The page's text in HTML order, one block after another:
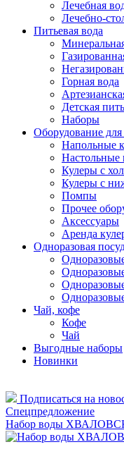
Лечебная
Лечебно-
Питьевая вода
Горная вода
Детская
Наборы
Оборудование
Напольные
Настольные
Кулеры с
Кулеры с
Помпы
Прочее
Аксессуары
Аренда
Одноразовая
Чай, кофе
Кофе
Чай
Выгодные наборы
Новинки
Подписаться на
Спецпредложение
Набор воды